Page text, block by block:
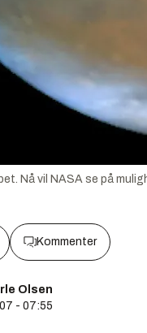
Nå vil NASA se på
Kommenter
Olsen
- 07:55